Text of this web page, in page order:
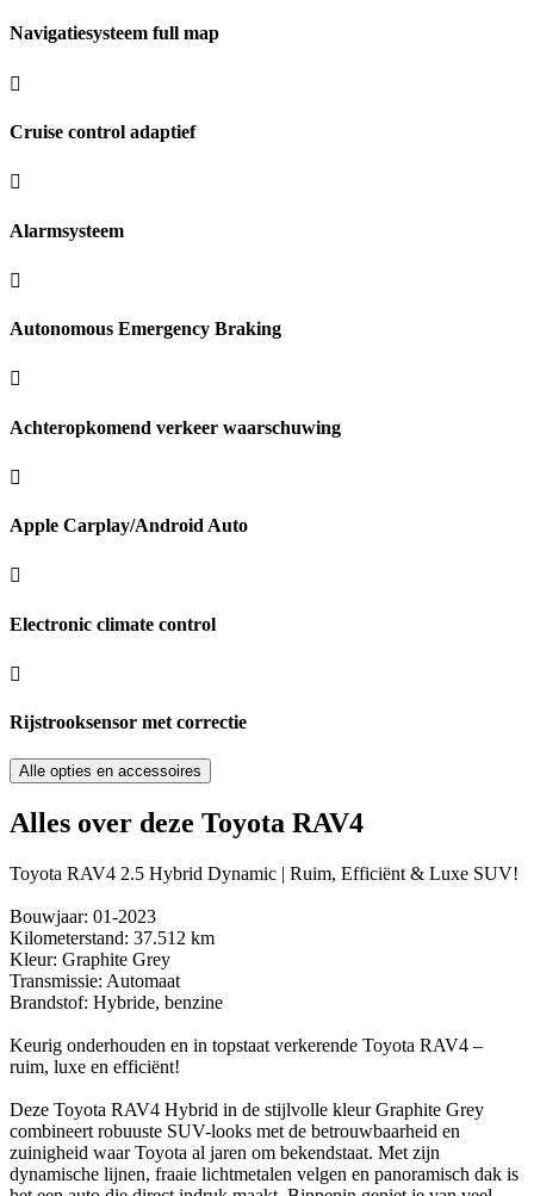
Navigatiesysteem full map
Cruise control adaptief
Alarmsysteem
Autonomous Emergency Braking
Achteropkomend verkeer waarschuwing
Apple Carplay/Android Auto
Electronic climate control
Rijstrooksensor met correctie
Alle opties en accessoires
Alles over deze Toyota RAV4
Toyota RAV4 2.5 Hybrid Dynamic | Ruim, Efficiënt & Luxe SUV!
Bouwjaar: 01-2023
Kilometerstand: 37.512 km
Kleur: Graphite Grey
Transmissie: Automaat
Brandstof: Hybride, benzine
Keurig onderhouden en in topstaat verkerende Toyota RAV4 –
ruim, luxe en efficiënt!
Deze Toyota RAV4 Hybrid in de stijlvolle kleur Graphite Grey
combineert robuuste SUV-looks met de betrouwbaarheid en
zuinigheid waar Toyota al jaren om bekendstaat. Met zijn
dynamische lijnen, fraaie lichtmetalen velgen en panoramisch dak is